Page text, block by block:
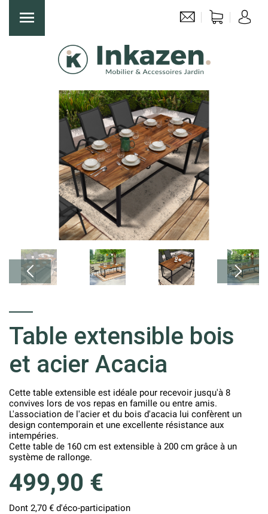
Table extensible bois
et acier Acacia
Cette table extensible est idéale pour recevoir jusqu'à 8
convives lors de vos repas en famille ou entre amis.
L'association de l'acier et du bois d'acacia lui confèrent un
design contemporain et une excellente résistance aux
intempéries.
Cette table de 160 cm est extensible à 200 cm grâce à un
système de rallonge.
499,90 €
Dont 2,70 € d'éco-participation